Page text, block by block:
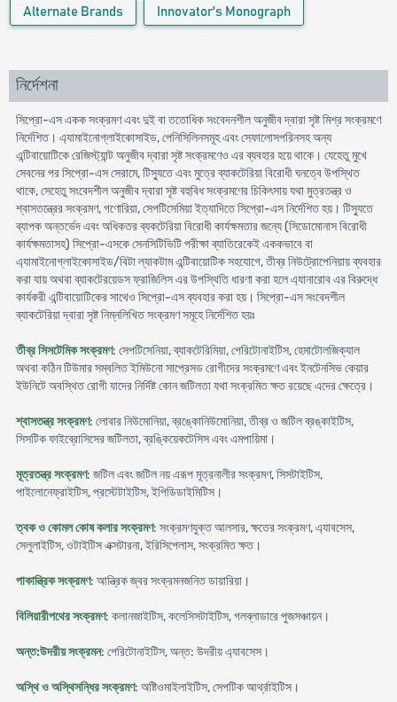
Alternate Brands Innovator's Monograph
নির্দেশনা
সিপ্রো-এস একক সংক্রমণ এবং দুই বা ততোধিক সংবেদনশীল অনুজীব দ্বারা সৃষ্ট মিশ্র সংক্রমণে
নির্দেশিত। এ্যামাইনোগ্লাইকোসাইড, পেনিসিলিনসমূহ এবং সেফালোসপরিনসহ অন্য
এন্টিবায়োটিকে রেজিস্ট্যান্ট অনুজীব দ্বারা সৃষ্ট সংক্রমণেও এর ব্যবহার হয়ে থাকে। যেহেতু মুখে
সেবনের পর সিপ্রো-এস সেরামে, টিস্যুতে এবং মুত্রে ব্যাকটেরিয়া বিরোধী ঘনত্বে উপস্থিত
থাকে, সেহেতু সংবেদশীল অনুজীব দ্বারা সৃষ্ট বহুবিধ সংক্রমণের চিকিৎসায় যথা মুত্রতন্ত্র ও
শ্বাসতন্ত্রের সংক্রমণ, গণোরিয়া, সেপটিসেমিয়া ইত্যাদিতে সিপ্রো-এস নির্দেশিত হয়। টিস্যুতে
ব্যাপক অন্তর্ভেদ এবং অধিকতর ব্যকটেরিয়া বিরোধী কার্যক্ষমতার জন্যে (সিডোমোনাস বিরোধী
কার্যক্ষমতাসহ) সিপ্রো-এসকে সেনসিটিভিটি পরীক্ষা ব্যাতিরেকেই এককভাবে বা
এ্যামাইনোগ্লাইকোসাইড/বিটা ল্যাকটাম এন্টিবায়োটিক সহযোগে, তীব্র নিউট্রোপেনিয়ায় ব্যবহার
করা যায় অথবা ব্যাকটেরয়েডস ফ্রাজিলিস এর উপস্থিতি ধারণা করা হলে এ্যানারোব এর বিরুদ্ধে
কার্যকরী এন্টিবায়োটিকের সাথেও সিপ্রো-এস ব্যবহার করা হয়। সিপ্রো-এস সংবেদশীল
ব্যাকটেরিয়া দ্বারা সৃষ্ট নিম্নলিখিত সংক্রমণ সমূহে নির্দেশিত হয়ঃ
তীব্র সিসটেমিক সংক্রমণ: সেপটিসেনিয়া, ব্যাকটেরিমিয়া, পেরিটোনাইটিস, হেমাটোলজিক্যাল
অথবা কঠিন টিউমার সম্বলিত ইমিউনো সাপ্রেসড রোগীদের সংক্রমণে এবং ইনটেনসিভ কেয়ার
ইউনিটে অবস্থিত রোগী যাদের নির্দিষ্ট কোন জটিলতা যথা সংক্রমিত ক্ষত রয়েছে এদের ক্ষেত্রে।
শ্বাসতন্ত্র সংক্রমণ: লোবার নিউমোনিয়া, ব্রঙ্কোনিউমোনিয়া, তীব্র ও জটিল ব্রঙ্কাইটিস,
সিসটিক ফাইব্রোসিসের জটিলতা, ব্রঙ্কিয়েকটেসিস এবং এমপায়িমা।
মূত্রতন্ত্র সংক্রমণ: জটিল এবং জটিল নয় এরূপ মূত্রনালীর সংক্রমণ, সিসটাইটিস,
পাইলোনেফ্রাইটিস, প্রস্টেটাইটিস, ইপিডিডাইমিটিস।
ত্বক ও কোমল কোষ কলার সংক্রমণ: সংক্রমণযুক্ত আলসার, ক্ষতের সংক্রমণ, এ্যাবসেস,
সেলুলাইটিস, ওটাইটিস এক্সটারনা, ইরিসিপেলাস, সংক্রমিত ক্ষত।
পাকান্ত্রিক সংক্রমণ: আন্ত্রিক জ্বর সংক্রমনজনিত ডায়ারিয়া।
বিলিয়ারীপথের সংক্রমণ: কলানজাইটিস, কলেসিসটাইটিস, গলব্লাডারে পুজসঞ্চায়ন।
অন্ত:উদরীয় সংক্রমন: পেরিটোনাইটিস, অন্ত: উদরীয় এ্যাবসেস।
অস্থি ও অস্থিসন্ধির সংক্রমণ: অষ্টিওমাইলাইটিস, সেপটিক আর্থ্রাইটিস।